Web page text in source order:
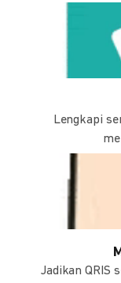
Lengkapi
Jadikan QRIS